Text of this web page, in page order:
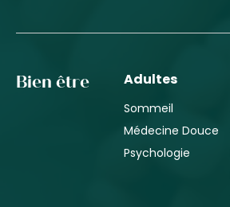
Bien être Adultes
Sommeil
Médecine Douce
Psychologie